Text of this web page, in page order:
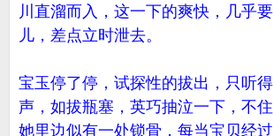
川直溜而入，这一下的爽快，几乎
儿，差点立时泄去。
宝玉停了停，试探性的拔出，只听
声，如拔瓶塞，英巧抽泣一下，不
她里边似有一处锁骨，每当宝贝经